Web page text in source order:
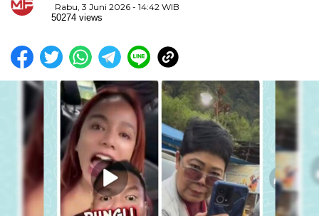
Rabu, 3 Juni 2026 - 14:42 WIB
50274 views